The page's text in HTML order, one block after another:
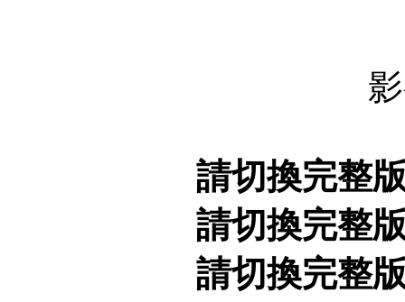
請切換完整
請切換完整
請切換完整